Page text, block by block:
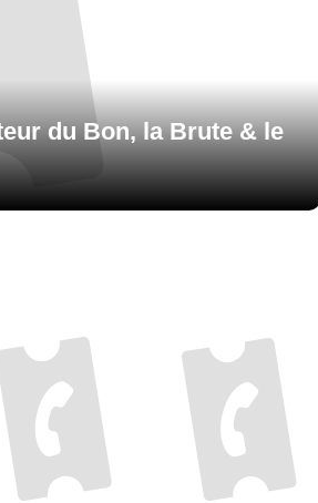
du Bon, la Brute & le